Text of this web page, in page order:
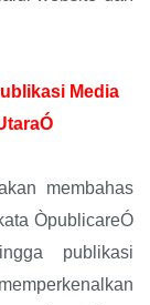
Media
membahas
ÒpublicareÓ
publikasi